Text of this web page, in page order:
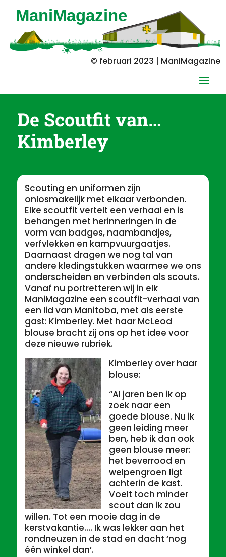
© februari 2023 | ManiMagazine
De Scoutfit van…
Kimberley
Scouting en uniformen zijn
onlosmakelijk met elkaar verbonden.
Elke scoutfit vertelt een verhaal en is
behangen met herinneringen in de
vorm van badges, naambandjes,
verfvlekken en kampvuurgaatjes.
Daarnaast dragen we nog tal van
andere kledingstukken waarmee we ons
onderscheiden en verbinden als scouts.
Vanaf nu portretteren wij in elk
ManiMagazine een scoutfit-verhaal van
een lid van Manitoba, met als eerste
gast: Kimberley. Met haar McLeod
blouse bracht zij ons op het idee voor
deze nieuwe rubriek.
Kimberley over haar
blouse:
“Al jaren ben ik op
zoek naar een
goede blouse. Nu ik
geen leiding meer
ben, heb ik dan ook
geen blouse meer:
het beverrood en
welpengroen ligt
achterin de kast.
Voelt toch minder
scout dan ik zou
willen. Tot een mooie dag in de
kerstvakantie…. Ik was lekker aan het
rondneuzen in de stad en dacht ‘nog
één winkel dan’.